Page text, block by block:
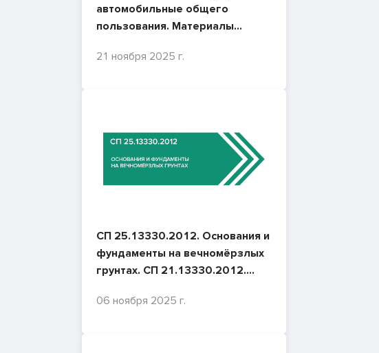
автомобильные общего
пользования. Материалы
дренирования
21 ноября 2025 г.
СП 25.13330.2012. Основания и
фундаменты на вечномёрзлых
грунтах. СП 21.13330.2012.
подрабатываемых территориях
06 ноября 2025 г.